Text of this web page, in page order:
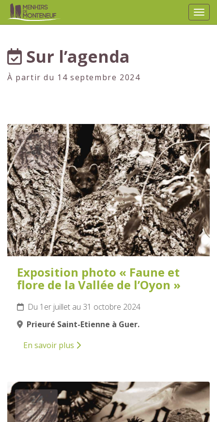
Sur l’agenda
À partir du 14 septembre 2024
1er
JUILLET
2024
Exposition photo « Faune et
flore de la Vallée de l’Oyon »
Du 1er juillet au 31 octobre 2024
Prieuré Saint-Etienne à Guer.
En savoir plus
24
OCTOBRE
2024